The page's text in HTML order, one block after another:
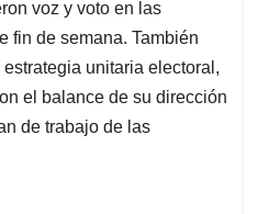
voz y voto en las
fin de semana. También
unitaria electoral,
el balance de su dirección
de trabajo de las